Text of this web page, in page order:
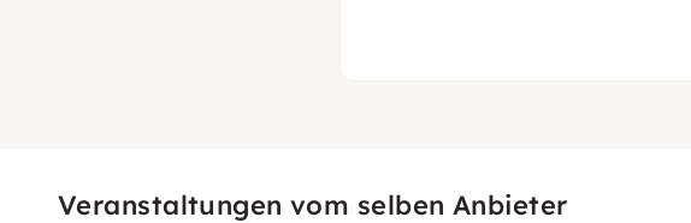
Veranstaltungen vom selben Anbieter